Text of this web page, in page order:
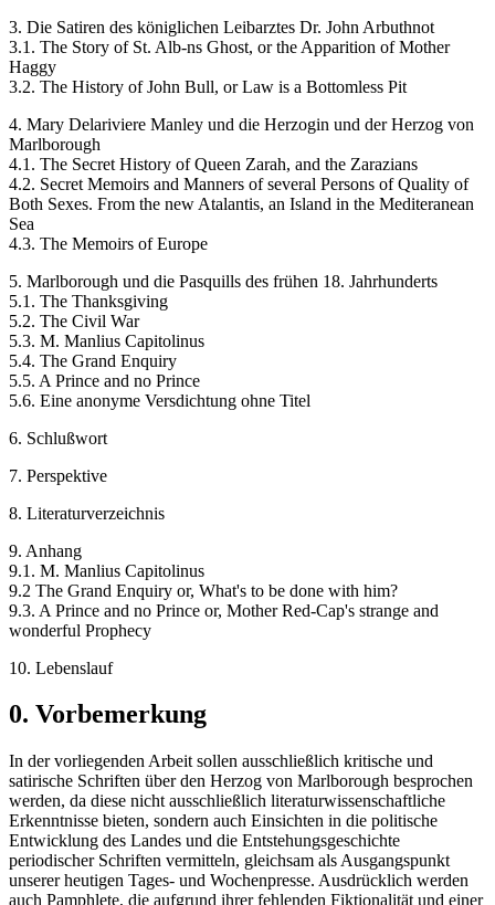
3. Die Satiren des königlichen Leibarztes Dr. John Arbuthnot
3.1. The Story of St. Alb-ns Ghost, or the Apparition of Mother
Haggy
3.2. The History of John Bull, or Law is a Bottomless Pit
4. Mary Delariviere Manley und die Herzogin und der Herzog von
Marlborough
4.1. The Secret History of Queen Zarah, and the Zarazians
4.2. Secret Memoirs and Manners of several Persons of Quality of
Both Sexes. From the new Atalantis, an Island in the Mediteranean
Sea
4.3. The Memoirs of Europe
5. Marlborough und die Pasquills des frühen 18. Jahrhunderts
5.1. The Thanksgiving
5.2. The Civil War
5.3. M. Manlius Capitolinus
5.4. The Grand Enquiry
5.5. A Prince and no Prince
5.6. Eine anonyme Versdichtung ohne Titel
6. Schlußwort
7. Perspektive
8. Literaturverzeichnis
9. Anhang
9.1. M. Manlius Capitolinus
9.2 The Grand Enquiry or, What's to be done with him?
9.3. A Prince and no Prince or, Mother Red-Cap's strange and
wonderful Prophecy
10. Lebenslauf
0. Vorbemerkung
In der vorliegenden Arbeit sollen ausschließlich kritische und
satirische Schriften über den Herzog von Marlborough besprochen
werden, da diese nicht ausschließlich literaturwissenschaftliche
Erkenntnisse bieten, sondern auch Einsichten in die politische
Entwicklung des Landes und die Entstehungsgeschichte
periodischer Schriften vermitteln, gleichsam als Ausgangspunkt
unserer heutigen Tages- und Wochenpresse. Ausdrücklich werden
auch Pamphlete, die aufgrund ihrer fehlenden Fiktionalität und einer